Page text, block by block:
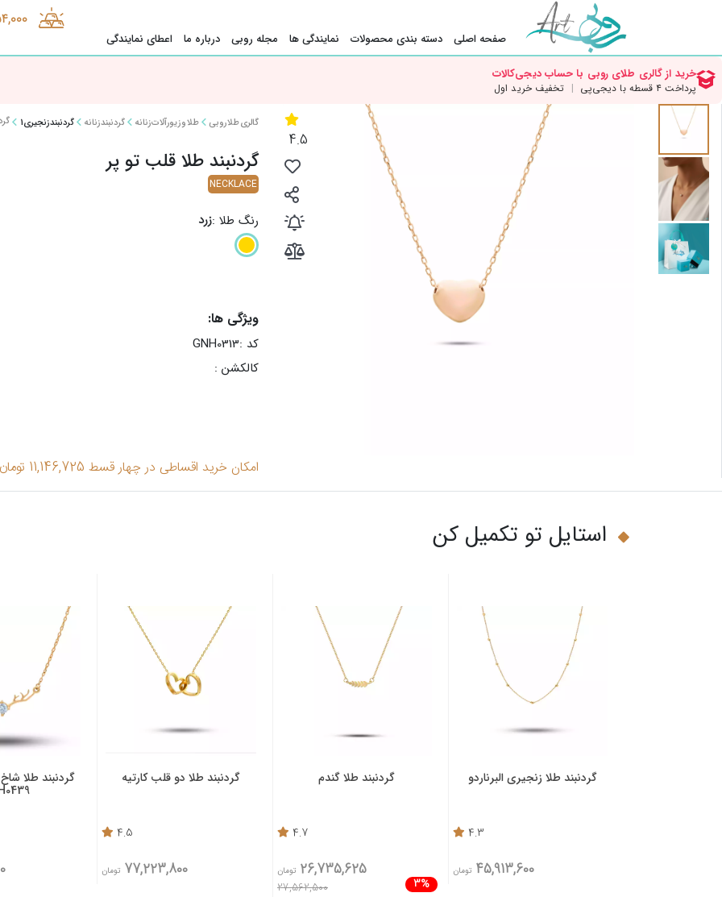
صفحه اصلی دسته بندی محصولات نمایندگی ها مجله روبی درباره ما اعطای نمایندگی
4.5
گالری طلا روبی طلا و زیورآلات زنانه گردنبند زنانه گردنبند زنجیری1
گردنبند طلا قلب تو پر
NECKLACE
رنگ طلا :زرد
ویژگی ها:
کد :GNH0313
کالکشن :
امکان خرید اقساطی در چهار قسط 11,146,725 تومان
استایل تو تکمیل کن
گردنبند طلا زنجیری البرناردو
4.3
45,913,600 تومان
گردنبند طلا گندم
4.7
3%
26,735,625 تومان
27,562,500
گردنبند طلا دو قلب کارتیه
4.5
77,223,800 تومان
گردنبند طلا